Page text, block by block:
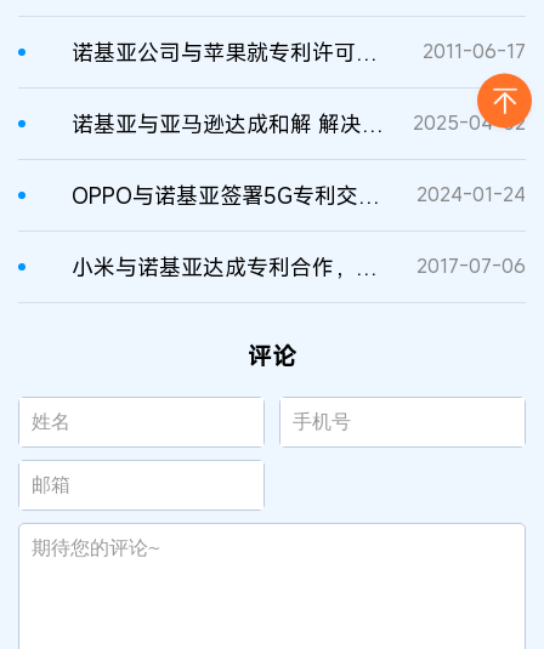
诺基亚公司与苹果就专利许可达成协议 2011-06-17
诺基亚与亚马逊达成和解 解决全球专利纠纷 2025-04-02
OPPO与诺基亚签署5G专利交叉许可协议，结束全球诉讼！ 2024-01-24
小米与诺基亚达成专利合作，收购部分诺基亚专利资产 2017-07-06
评论